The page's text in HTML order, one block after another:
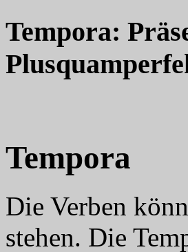
Tempora:
Tempora
Die Verben
stehen. Die